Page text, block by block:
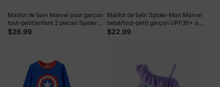
Maillot de bain Marvel pour garçon
tout-petit/enfant 2 pièces Spider
Man UPF50+ à imprimé colorblock
$26.99
Maillot de bain Spider-Man Marvel
bébé/tout-petit garçon UPF30+ à
imprimé bicolore Rouge
$22.99